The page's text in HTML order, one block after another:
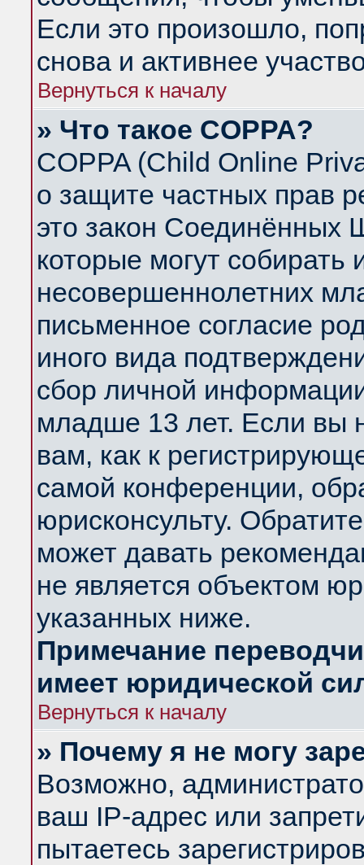
Если это произошло,
снова и активнее
Вернуться к началу
» Что такое COPPA?
COPPA (Child Online
о защите частных прав
это закон Соединённых
которые могут
несовершеннолетних
письменное согласие
иного вида
сбор личной
младше 13 лет. Если вы
вам, как к
самой конференции,
юрисконсульту.
может давать
не является объектом
указанных ниже.
Примечание
имеет юридической
Вернуться к началу
» Почему я не могу
Возможно,
ваш IP-адрес или
пытаетесь